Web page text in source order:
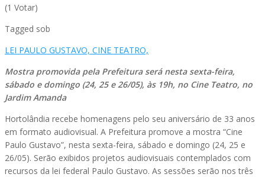
(1 Votar)
Tagged sob
LEI PAULO GUSTAVO, CINE TEATRO,
Mostra promovida pela Prefeitura será nesta sexta-feira,
sábado e domingo (24, 25 e 26/05), às 19h, no Cine Teatro, no
Jardim Amanda
Hortolândia recebe homenagens pelo seu aniversário de 33 anos
em formato audiovisual. A Prefeitura promove a mostra “Cine
Paulo Gustavo”, nesta sexta-feira, sábado e domingo (24, 25 e
26/05). Serão exibidos projetos audiovisuais contemplados com
recursos da lei federal Paulo Gustavo. As sessões serão nos três